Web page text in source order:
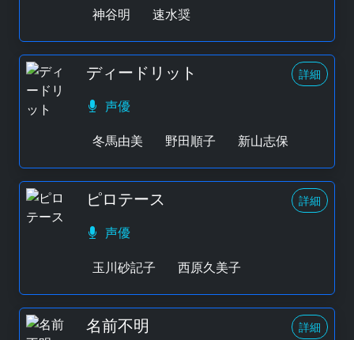
神谷明
速水奨
ディードリット 詳細
声優
冬馬由美
野田順子 新山志保
ピロテース 詳細
声優
玉川砂記子
西原久美子
名前不明 詳細